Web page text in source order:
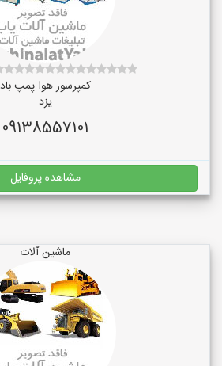
کمپرسور هوا پمپ باد
یزد
09138557101
مشاهده پروفایل
ماشین آلات